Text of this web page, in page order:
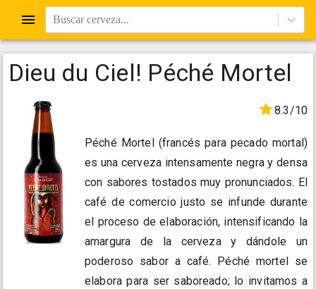
Buscar cerveza...
Dieu du Ciel! Péché Mortel
8.3/10
Péché Mortel (francés para pecado mortal)
es una cerveza intensamente negra y densa
con sabores tostados muy pronunciados. El
café de comercio justo se infunde durante
el proceso de elaboración, intensificando la
amargura de la cerveza y dándole un
poderoso sabor a café. Péché mortel se
elabora para ser saboreado; lo invitamos a